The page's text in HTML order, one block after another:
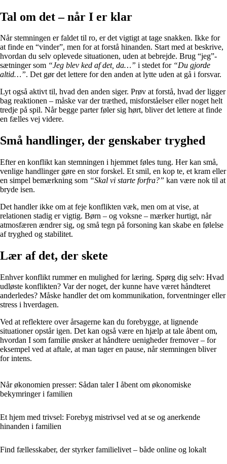
Tal om det – når I er klar
Når stemningen er faldet til ro, er det vigtigt at tage snakken. Ikke for
at finde en “vinder”, men for at forstå hinanden. Start med at beskrive,
hvordan du selv oplevede situationen, uden at bebrejde. Brug “jeg”-
sætninger som “Jeg blev ked af det, da…” i stedet for “Du gjorde
altid…”. Det gør det lettere for den anden at lytte uden at gå i forsvar.
Lyt også aktivt til, hvad den anden siger. Prøv at forstå, hvad der ligger
bag reaktionen – måske var der træthed, misforståelser eller noget helt
tredje på spil. Når begge parter føler sig hørt, bliver det lettere at finde
en fælles vej videre.
Små handlinger, der genskaber tryghed
Efter en konflikt kan stemningen i hjemmet føles tung. Her kan små,
venlige handlinger gøre en stor forskel. Et smil, en kop te, et kram eller
en simpel bemærkning som “Skal vi starte forfra?” kan være nok til at
bryde isen.
Det handler ikke om at feje konflikten væk, men om at vise, at
relationen stadig er vigtig. Børn – og voksne – mærker hurtigt, når
atmosfæren ændrer sig, og små tegn på forsoning kan skabe en følelse
af tryghed og stabilitet.
Lær af det, der skete
Enhver konflikt rummer en mulighed for læring. Spørg dig selv: Hvad
udløste konflikten? Var der noget, der kunne have været håndteret
anderledes? Måske handler det om kommunikation, forventninger eller
stress i hverdagen.
Ved at reflektere over årsagerne kan du forebygge, at lignende
situationer opstår igen. Det kan også være en hjælp at tale åbent om,
hvordan I som familie ønsker at håndtere uenigheder fremover – for
eksempel ved at aftale, at man tager en pause, når stemningen bliver
for intens.
Når økonomien presser: Sådan taler I åbent om økonomiske
bekymringer i familien
Et hjem med trivsel: Forebyg mistrivsel ved at se og anerkende
hinanden i familien
Find fællesskaber, der styrker familielivet – både online og lokalt